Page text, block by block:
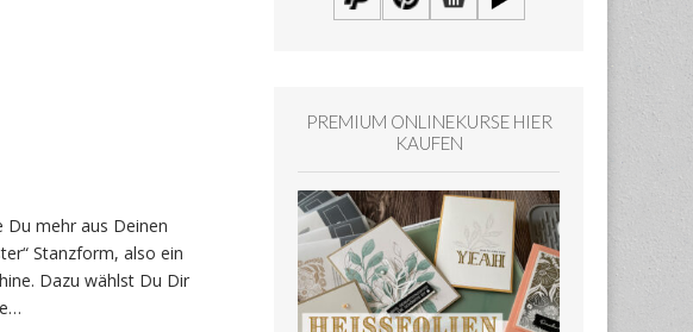
Du mehr aus Deinen
Stanzform, also ein
Dazu wählst Du Dir
PREMIUM ONLINEKURSE HIER
KAUFEN